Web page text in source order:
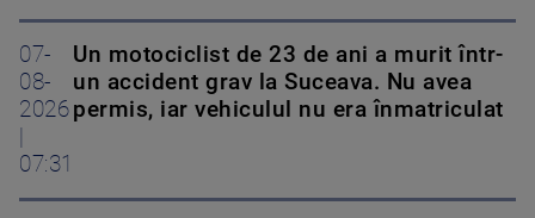
07-
08-
2026
|
07:31
Un motociclist de 23 de ani a murit într-
un accident grav la Suceava. Nu avea
permis, iar vehiculul nu era înmatriculat